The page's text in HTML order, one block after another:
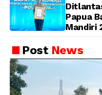
Papua
Mandiri
PostNews